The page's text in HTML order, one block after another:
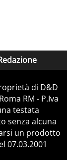
di D&D
RM - P.Iva
testata
senza alcuna
un prodotto
07.03.2001